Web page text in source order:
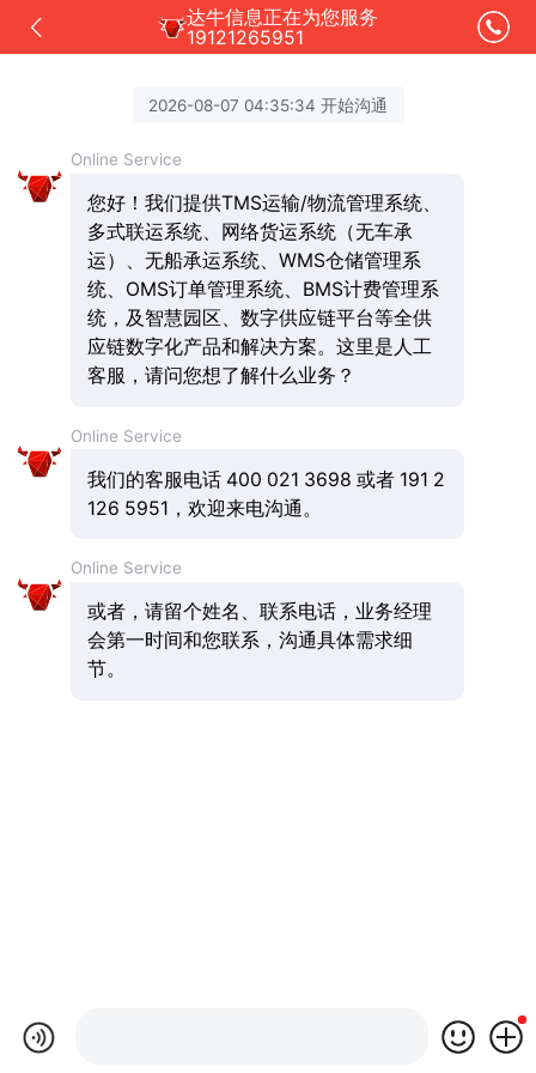
达牛信息正在为您服务
19121265951
2026-08-07 04:35:34 开始沟通
Online Service
您好！我们提供TMS运输/物流管理系统、
多式联运系统、网络货运系统（无车承
运）、无船承运系统、WMS仓储管理系
统、OMS订单管理系统、BMS计费管理系
统，及智慧园区、数字供应链平台等全供
应链数字化产品和解决方案。这里是人工
客服，请问您想了解什么业务？
Online Service
我们的客服电话 400 021 3698 或者 191 2
126 5951，欢迎来电沟通。
Online Service
或者，请留个姓名、联系电话，业务经理
会第一时间和您联系，沟通具体需求细
节。